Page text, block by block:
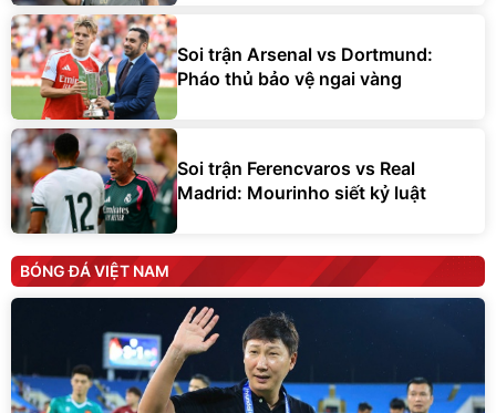
Soi trận Arsenal vs Dortmund:
Pháo thủ bảo vệ ngai vàng
Soi trận Ferencvaros vs Real
Madrid: Mourinho siết kỷ luật
BÓNG ĐÁ VIỆT NAM